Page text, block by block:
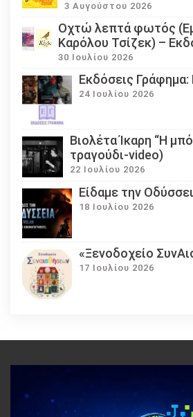
3 Αυγούστου 2026
Οχτώ λεπτά φωτός
Καρόλου Τσίζεκ) –
30 Ιουλίου 2026
Εκδόσεις
24 Ιουλίου 2026
Βιολέτα Ίκαρη “Η
τραγούδι-video)
22 Ιουλίου 2026
Eίδαμε την
18 Ιουλίου 2026
«Ξενοδοχείο
17 Ιουλίου 2026